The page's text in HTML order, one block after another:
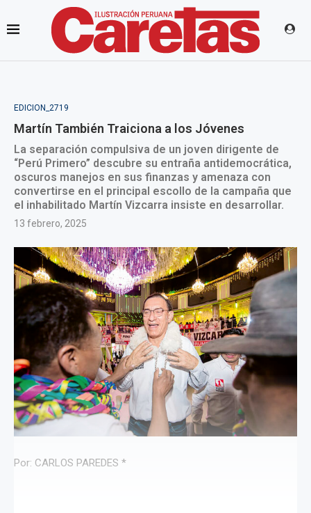
EDICION_2719
Martín También Traiciona a los Jóvenes
La separación compulsiva de un joven dirigente de
“Perú Primero” descubre su entraña antidemocrática,
oscuros manejos en sus finanzas y amenaza con
convertirse en el principal escollo de la campaña que
el inhabilitado Martín Vizcarra insiste en desarrollar.
13 febrero, 2025
Por: CARLOS PAREDES *